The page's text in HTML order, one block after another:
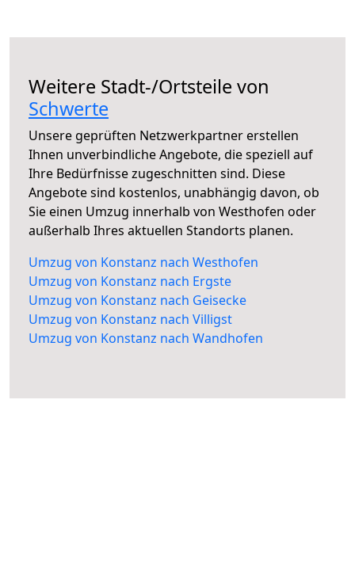
Weitere Stadt-/Ortsteile von
Schwerte
Unsere geprüften Netzwerkpartner erstellen
Ihnen unverbindliche Angebote, die speziell auf
Ihre Bedürfnisse zugeschnitten sind. Diese
Angebote sind kostenlos, unabhängig davon, ob
Sie einen Umzug innerhalb von Westhofen oder
außerhalb Ihres aktuellen Standorts planen.
Umzug von Konstanz nach Westhofen
Umzug von Konstanz nach Ergste
Umzug von Konstanz nach Geisecke
Umzug von Konstanz nach Villigst
Umzug von Konstanz nach Wandhofen